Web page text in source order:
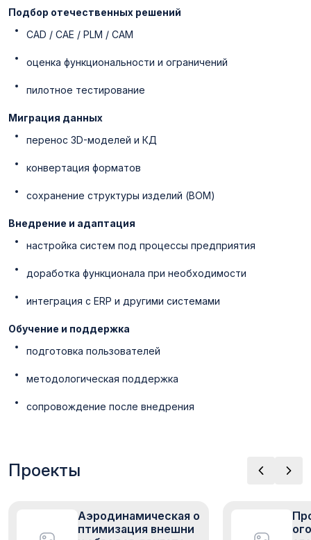
Подбор отечественных решений
CAD / CAE / PLM / CAM
оценка функциональности и ограничений
пилотное тестирование
Миграция данных
перенос 3D-моделей и КД
конвертация форматов
сохранение структуры изделий (BOM)
Внедрение и адаптация
настройка систем под процессы предприятия
доработка функционала при необходимости
интеграция с ERP и другими системами
Обучение и поддержка
подготовка пользователей
методологическая поддержка
сопровождение после внедрения
Проекты
Аэродинамическая о
птимизация внешни